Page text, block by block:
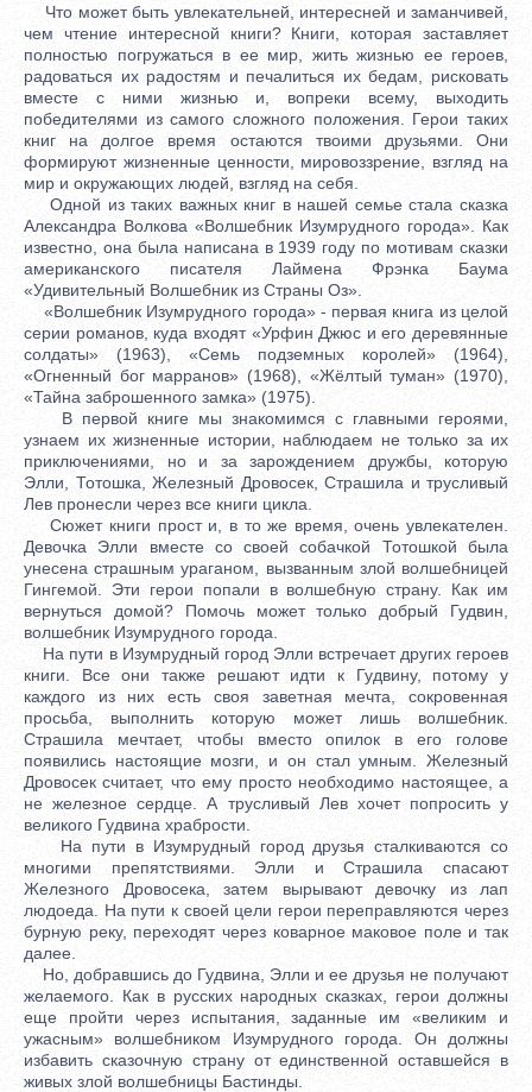
Что может быть увлекательней, интересней и заманчивей,
чем чтение интересной книги? Книги, которая заставляет
полностью погружаться в ее мир, жить жизнью ее героев,
радоваться их радостям и печалиться их бедам, рисковать
вместе с ними жизнью и, вопреки всему, выходить
победителями из самого сложного положения. Герои таких
книг на долгое время остаются твоими друзьями. Они
формируют жизненные ценности, мировоззрение, взгляд на
мир и окружающих людей, взгляд на себя.
Одной из таких важных книг в нашей семье стала сказка
Александра Волкова «Волшебник Изумрудного города». Как
известно, она была написана в 1939 году по мотивам сказки
американского писателя Лаймена Фрэнка Баума
«Удивительный Волшебник из Страны Оз».
«Волшебник Изумрудного города» - первая книга из целой
серии романов, куда входят «Урфин Джюс и его деревянные
солдаты» (1963), «Семь подземных королей» (1964),
«Огненный бог марранов» (1968), «Жёлтый туман» (1970),
«Тайна заброшенного замка» (1975).
В первой книге мы знакомимся с главными героями,
узнаем их жизненные истории, наблюдаем не только за их
приключениями, но и за зарождением дружбы, которую
Элли, Тотошка, Железный Дровосек, Страшила и трусливый
Лев пронесли через все книги цикла.
Сюжет книги прост и, в то же время, очень увлекателен.
Девочка Элли вместе со своей собачкой Тотошкой была
унесена страшным ураганом, вызванным злой волшебницей
Гингемой. Эти герои попали в волшебную страну. Как им
вернуться домой? Помочь может только добрый Гудвин,
волшебник Изумрудного города.
На пути в Изумрудный город Элли встречает других героев
книги. Все они также решают идти к Гудвину, потому у
каждого из них есть своя заветная мечта, сокровенная
просьба, выполнить которую может лишь волшебник.
Страшила мечтает, чтобы вместо опилок в его голове
появились настоящие мозги, и он стал умным. Железный
Дровосек считает, что ему просто необходимо настоящее, а
не железное сердце. А трусливый Лев хочет попросить у
великого Гудвина храбрости.
На пути в Изумрудный город друзья сталкиваются со
многими препятствиями. Элли и Страшила спасают
Железного Дровосека, затем вырывают девочку из лап
людоеда. На пути к своей цели герои переправляются через
бурную реку, переходят через коварное маковое поле и так
далее.
Но, добравшись до Гудвина, Элли и ее друзья не получают
желаемого. Как в русских народных сказках, герои должны
еще пройти через испытания, заданные им «великим и
ужасным» волшебником Изумрудного города. Он должны
избавить сказочную страну от единственной оставшейся в
живых злой волшебницы Бастинды.